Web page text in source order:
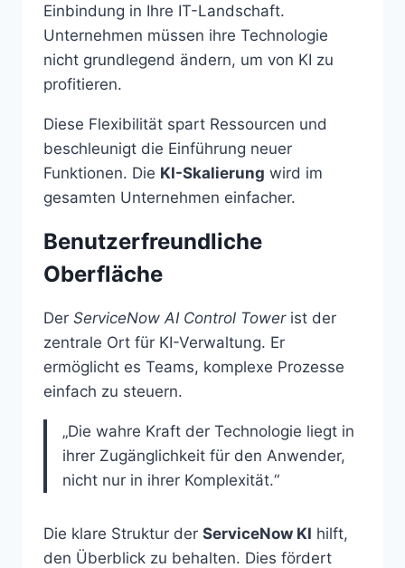
Einbindung in Ihre IT-Landschaft.
Unternehmen müssen ihre Technologie
nicht grundlegend ändern, um von KI zu
profitieren.
Diese Flexibilität spart Ressourcen und
beschleunigt die Einführung neuer
Funktionen. Die KI-Skalierung wird im
gesamten Unternehmen einfacher.
Benutzerfreundliche
Oberfläche
Der ServiceNow AI Control Towerist der
zentrale Ort für KI-Verwaltung. Er
ermöglicht es Teams, komplexe Prozesse
einfach zu steuern.
„Die wahre Kraft der Technologie liegt in
ihrer Zugänglichkeit für den Anwender,
nicht nur in ihrer Komplexität.“
Die klare Struktur der ServiceNow KI hilft,
den Überblick zu behalten. Dies fördert